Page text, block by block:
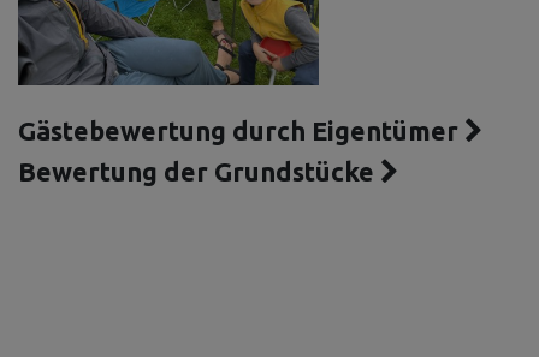
Gästebewertung durch Eigentümer
Bewertung der Grundstücke